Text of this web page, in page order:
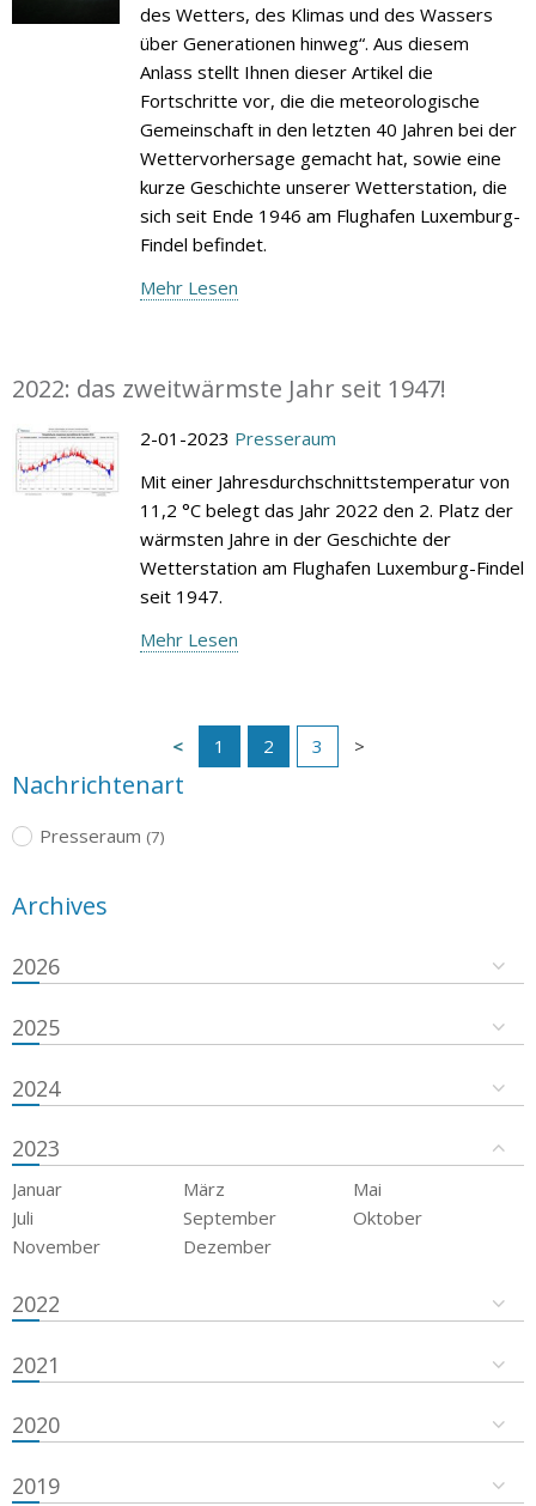
des Wetters, des Klimas und des Wassers
über Generationen hinweg“. Aus diesem
Anlass stellt Ihnen dieser Artikel die
Fortschritte vor, die die meteorologische
Gemeinschaft in den letzten 40 Jahren bei der
Wettervorhersage gemacht hat, sowie eine
kurze Geschichte unserer Wetterstation, die
sich seit Ende 1946 am Flughafen Luxemburg-
Findel befindet.
Mehr Lesen
2022: das zweitwärmste Jahr seit 1947!
2-01-2023 Presseraum
Mit einer Jahresdurchschnittstemperatur von
11,2 °C belegt das Jahr 2022 den 2. Platz der
wärmsten Jahre in der Geschichte der
Wetterstation am Flughafen Luxemburg-Findel
seit 1947.
Mehr Lesen
1 2 3
Nachrichtenart
Presseraum (7)
Archives
2026
2025
2024
2023
Januar März
Mai
Juli
September
Oktober
November
Dezember
2022
2021
2020
2019